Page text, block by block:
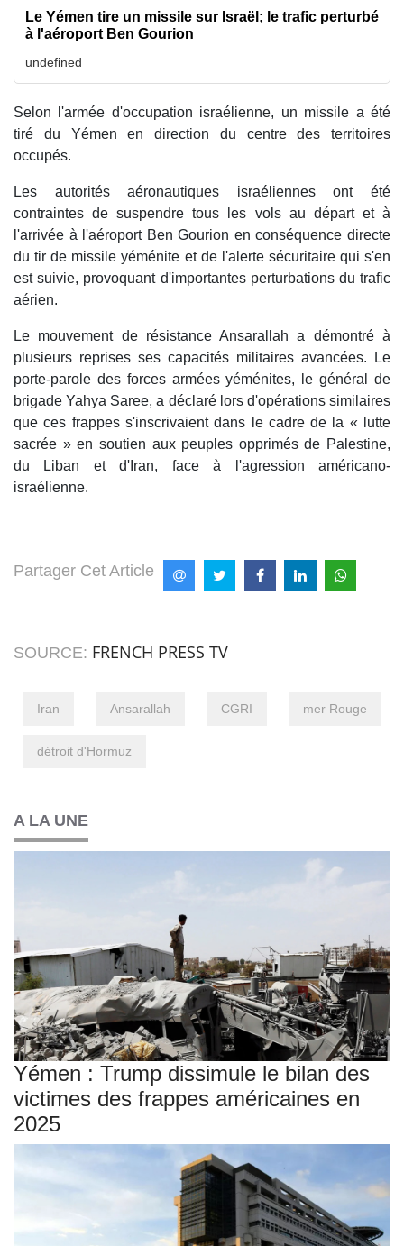
Le Yémen tire un missile sur Israël; le trafic perturbé
à l'aéroport Ben Gourion
undefined
Selon l'armée d'occupation israélienne, un missile a été
tiré du Yémen en direction du centre des territoires
occupés.
Les autorités aéronautiques israéliennes ont été
contraintes de suspendre tous les vols au départ et à
l'arrivée à l'aéroport Ben Gourion en conséquence directe
du tir de missile yéménite et de l'alerte sécuritaire qui s'en
est suivie, provoquant d'importantes perturbations du trafic
aérien.
Le mouvement de résistance Ansarallah a démontré à
plusieurs reprises ses capacités militaires avancées. Le
porte-parole des forces armées yéménites, le général de
brigade Yahya Saree, a déclaré lors d'opérations similaires
que ces frappes s'inscrivaient dans le cadre de la « lutte
sacrée » en soutien aux peuples opprimés de Palestine,
du Liban et d'Iran, face à l'agression américano-
israélienne.
Partager Cet Article
SOURCE: FRENCH PRESS TV
Iran Ansarallah CGRI mer Rouge
détroit d'Hormuz
A LA UNE
Yémen : Trump dissimule le bilan des
victimes des frappes américaines en
2025